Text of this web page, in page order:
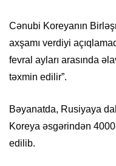
Cənubi Koreyanın
axşamı verdiyi
fevral ayları arasında
təxmin edilir”.
Bəyanatda, Rusiyaya
Koreya əsgərindən
edilib.